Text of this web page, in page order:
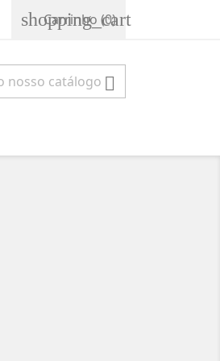
shopping_cart
Carrinho (0)
